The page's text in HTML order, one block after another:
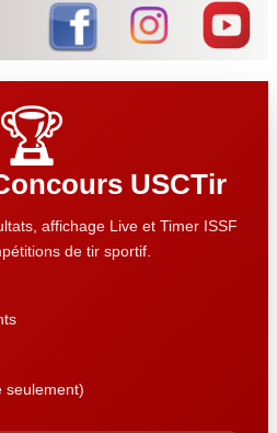
🏆
USCTir
affichage Live et Timer ISSF
de tir sportif.